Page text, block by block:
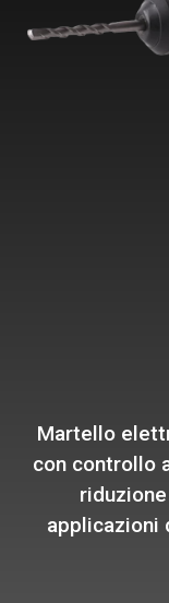
Martello
con controllo
applicazioni